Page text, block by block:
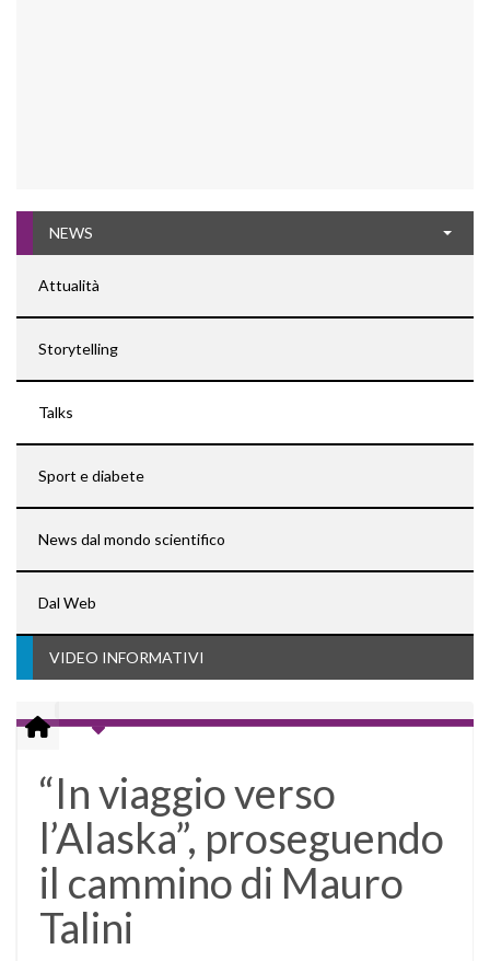
NEWS
Attualità
Storytelling
Talks
Sport e diabete
News dal mondo scientifico
Dal Web
VIDEO INFORMATIVI
“In viaggio verso
l’Alaska”, proseguendo
il cammino di Mauro
Talini